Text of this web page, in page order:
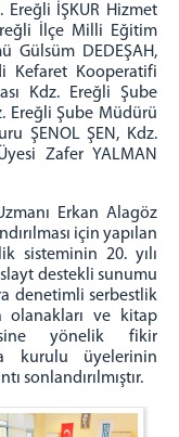
Ereğli İŞKUR Hizmet
İlçe Milli Eğitim
Gülsüm DEDEŞAH,
Kefaret Kooperatifi
Kdz. Ereğli Şube
Ereğli Şube Müdürü
ŞENOL ŞEN, Kdz.
Zafer YALMAN
Erkan Alagöz
için yapılan
sisteminin 20. yılı
destekli sunumu
denetimli serbestlik
olanakları ve kitap
yönelik fikir
kurulu üyelerinin
sonlandırılmıştır.